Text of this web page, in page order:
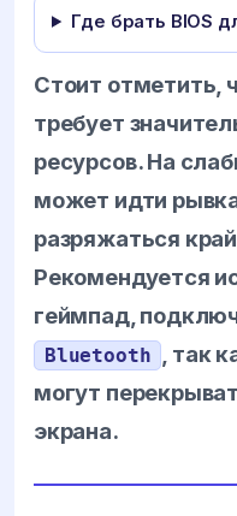
Где брать BIOS
Стоит отметить,
требует
ресурсов. На
может идти
разряжаться
Рекомендуется
геймпад,
Bluetooth
, так
могут
экрана.